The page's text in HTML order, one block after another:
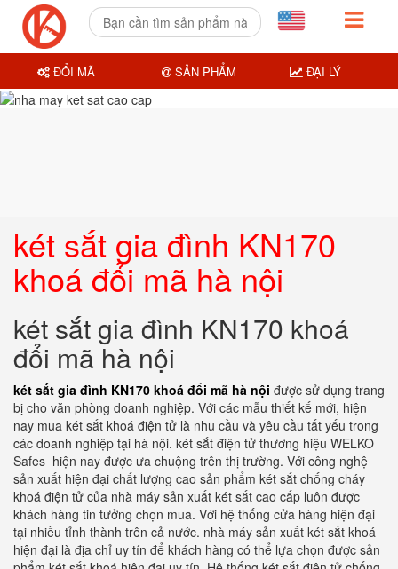
két sắt gia đình KN170
khoá đổi mã hà nội
két sắt gia đình KN170 khoá
đổi mã hà nội
két sắt gia đình KN170 khoá đổi mã hà nội được sử dụng trang
bị cho văn phòng doanh nghiệp. Với các mẫu thiết kế mới, hiện
nay mua két sắt khoá điện tử là nhu cầu và yêu cầu tất yếu trong
các doanh nghiệp tại hà nội. két sắt điện tử thương hiệu WELKO
Safes hiện nay được ưa chuộng trên thị trường. Với công nghệ
sản xuất hiện đại chất lượng cao sản phẩm két sắt chống cháy
khoá điện tử của nhà máy sản xuất két sắt cao cấp luôn được
khách hàng tin tưởng chọn mua. Với hệ thống cửa hàng hiện đại
tại nhiều tỉnh thành trên cả nước. nhà máy sản xuất két sắt khoá
hiện đại là địa chỉ uy tín để khách hàng có thể lựa chọn được sản
ĐỔI MÃ SẢN PHẨM ĐẠI LÝ